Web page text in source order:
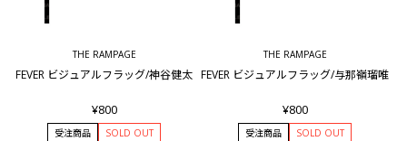
THE RAMPAGE
FEVER ビジュアルフラッグ/神谷健太
¥800
受注商品 SOLD OUT
THE RAMPAGE
FEVER ビジュアルフラッグ/与那嶺瑠唯
¥800
受注商品 SOLD OUT